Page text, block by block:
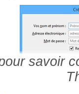
savoir